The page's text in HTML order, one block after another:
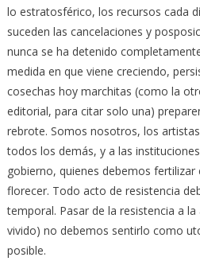
lo estratosférico, los recursos cada
suceden las cancelaciones y
nunca se ha detenido
medida en que viene creciendo,
cosechas hoy marchitas (como la
editorial, para citar solo una)
rebrote. Somos nosotros, los
todos los demás, y a las
gobierno, quienes debemos
florecer. Todo acto de resistencia
temporal. Pasar de la resistencia a
vivido) no debemos sentirlo como
posible.